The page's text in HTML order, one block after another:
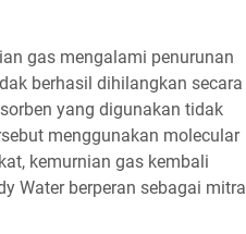
gas mengalami penurunan
berhasil dihilangkan secara
yang digunakan tidak
menggunakan molecular
kemurnian gas kembali
Water berperan sebagai mitra